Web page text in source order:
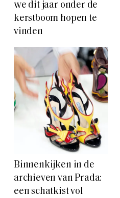
we dit jaar onder de
kerstboom hopen te
vinden
Binnenkijken in de
archieven van Prada:
een schatkist vol